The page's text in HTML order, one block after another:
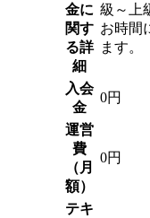
金に
関す
る詳
細
級～上
お時間
ます。
入会
金
0円
運営
費
（月
額）
0円
テキ